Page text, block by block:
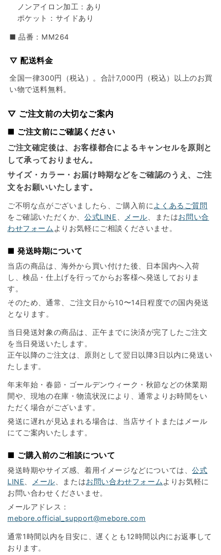
ノンアイロン加工：あり
ポケット：サイドあり
■ 品番：MM264
▽ 配送料金
全国一律300円（税込）。合計7,000円（税込）以上のお買
い物で送料無料。
▽ ご注文前の大切なご案内
■ ご注文前にご確認ください
ご注文確定後は、お客様都合によるキャンセルを原則と
して承っておりません。
サイズ・カラー・お届け時期などをご確認のうえ、ご注
文をお願いいたします。
ご不明な点がございましたら、ご購入前によくあるご質問
をご確認いただくか、 公式LINE 、 メール、またはお問い合
わせフォーム よりお気軽にご相談くださいませ。
■ 発送時期について
当店の商品は、海外から買い付けた後、日本国内へ入荷
し、検品・仕上げを行ってからお客様へ発送しておりま
す。
そのため、通常、ご注文日から10〜14日程度での国内発送
となります。
当日発送対象の商品は、正午までに決済が完了したご注文
を当日発送いたします。
正午以降のご注文は、原則として翌日以降3日以内に発送い
たします。
年末年始・春節・ゴールデンウィーク・秋節などの休業期
間や、現地の在庫・物流状況により、通常よりお時間をい
ただく場合がございます。
発送に遅れが見込まれる場合は、当店サイトまたはメール
にてご案内いたします。
■ ご購入前のご相談について
発送時期やサイズ感、着用イメージなどについては、公式
LINE、 メール、またはお問い合わせフォームよりお気軽に
お問い合わせくださいませ。
メールアドレス：
mebore.official_support@mebore.com
通常1時間以内を目安に、遅くとも12時間以内にお返事して
おります。